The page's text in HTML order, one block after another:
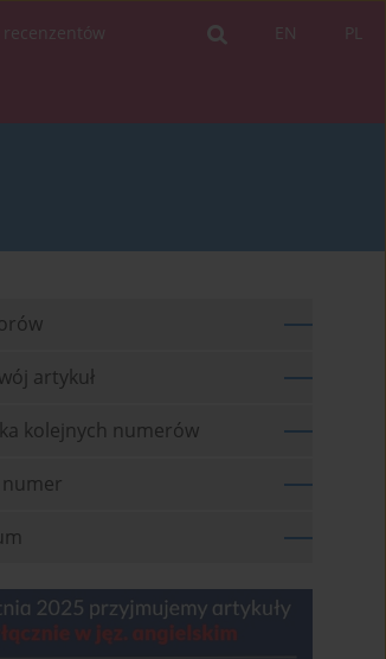
PL
EN
recenzentów
artykuł
kolejnych numerów
numer